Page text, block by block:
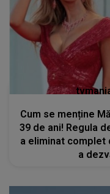
Cum se menține
39 de ani! Regula
a eliminat complet
a